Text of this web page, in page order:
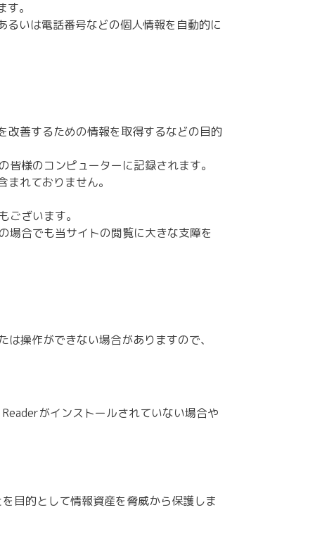
。
いは電話番号などの個人情報を自動的に
改善するための情報を取得するなどの目的
様のコンピューターに記録されます。
れておりません。
ざいます。
場合でも当サイトの閲覧に大きな支障を
操作ができない場合がありますので、
がインストールされていない場合や
目的として情報資産を脅威から保護しま